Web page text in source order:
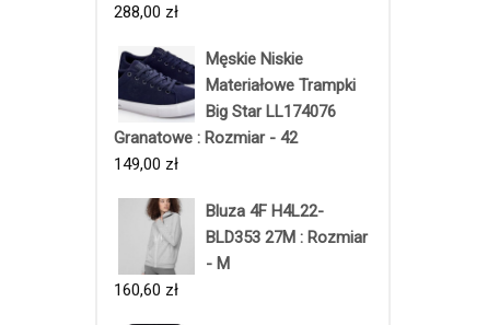
288,00 zł
Męskie Niskie
Materiałowe Trampki
Big Star LL174076
Granatowe : Rozmiar - 42
149,00 zł
Bluza 4F H4L22-
BLD353 27M : Rozmiar
- M
160,60 zł